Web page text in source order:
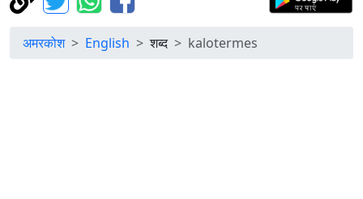
अमरकोश English शब्द kalotermes